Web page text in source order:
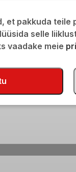
et pakkuda
selle
vaadake meie